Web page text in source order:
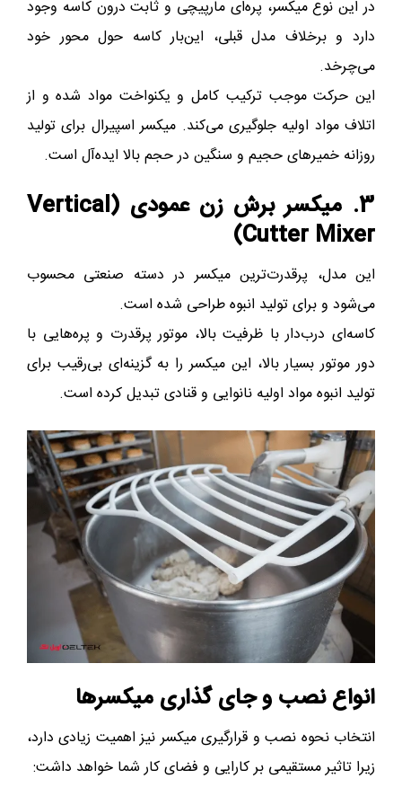
در این نوع میکسر، پره‌ای مارپیچی و ثابت درون کاسه وجود
دارد و برخلاف مدل قبلی، این‌بار کاسه حول محور خود
می‌چرخد.
این حرکت موجب ترکیب کامل و یکنواخت مواد شده و از
اتلاف مواد اولیه جلوگیری می‌کند. میکسر اسپیرال برای تولید
روزانه خمیرهای حجیم و سنگین در حجم بالا ایده‌آل است.
3. میکسر برش‌ زن عمودی (Vertical
Cutter Mixer)
این مدل، پرقدرت‌ترین میکسر در دسته صنعتی محسوب
می‌شود و برای تولید انبوه طراحی شده است.
کاسه‌ای درب‌دار با ظرفیت بالا، موتور پرقدرت و پره‌هایی با
دور موتور بسیار بالا، این میکسر را به گزینه‌ای بی‌رقیب برای
تولید انبوه مواد اولیه نانوایی و قنادی تبدیل کرده است.
انواع نصب و جای‌ گذاری میکسرها
انتخاب نحوه نصب و قرارگیری میکسر نیز اهمیت زیادی دارد،
زیرا تاثیر مستقیمی بر کارایی و فضای کار شما خواهد داشت: